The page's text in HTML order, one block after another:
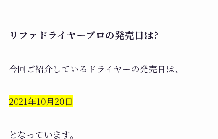
リファドライヤープロの発売日は?
今回ご紹介しているドライヤーの発売日は、
2021年10月20日
となっています。